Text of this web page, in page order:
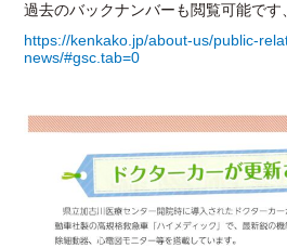
過去のバックナンバーも閲覧可能です
https://kenkako.jp/about-us/public-
news/#gsc.tab=0